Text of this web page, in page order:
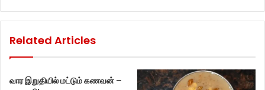
Related Articles
வார இறுதியில் மட்டும் கணவன் –